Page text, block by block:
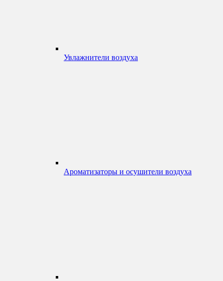
Увлажнители воздуха
Ароматизаторы и осушители воздуха